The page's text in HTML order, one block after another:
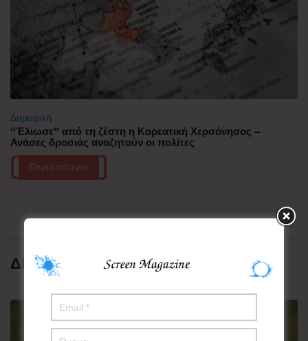
Δημοφιλή
“Έλιωσε” από τη ζέστη η Κορεατική Χερσόνησος –
Ανάσες δροσιάς αναζητούν οι πολίτες
Περισσότερα
ΔΗΜΟΦΙΛΗ